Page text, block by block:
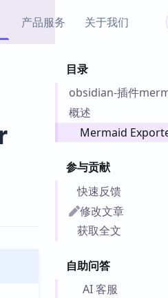
产品服务
出品的闪念笔记
关于我们
目录
obsidian-插件
概述
Mermaid
参与贡献
快速反馈
修改文章
获取全文
自助问答
AI 客服